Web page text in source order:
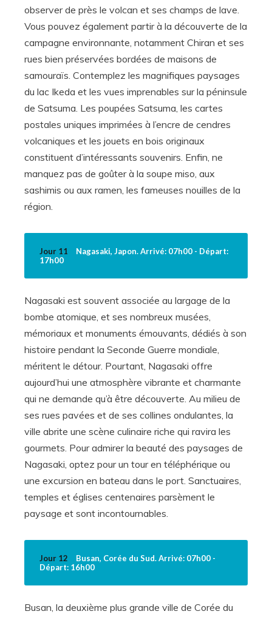
observer de près le volcan et ses champs de lave.
Vous pouvez également partir à la découverte de la
campagne environnante, notamment Chiran et ses
rues bien préservées bordées de maisons de
samouraïs. Contemplez les magnifiques paysages
du lac Ikeda et les vues imprenables sur la péninsule
de Satsuma. Les poupées Satsuma, les cartes
postales uniques imprimées à l’encre de cendres
volcaniques et les jouets en bois originaux
constituent d’intéressants souvenirs. Enfin, ne
manquez pas de goûter à la soupe miso, aux
sashimis ou aux ramen, les fameuses nouilles de la
région.
Jour 11
Nagasaki, Japon. Arrivé: 07h00 - Départ:
17h00
Nagasaki est souvent associée au largage de la
bombe atomique, et ses nombreux musées,
mémoriaux et monuments émouvants, dédiés à son
histoire pendant la Seconde Guerre mondiale,
méritent le détour. Pourtant, Nagasaki offre
aujourd’hui une atmosphère vibrante et charmante
qui ne demande qu’à être découverte. Au milieu de
ses rues pavées et de ses collines ondulantes, la
ville abrite une scène culinaire riche qui ravira les
gourmets. Pour admirer la beauté des paysages de
Nagasaki, optez pour un tour en téléphérique ou
une excursion en bateau dans le port. Sanctuaires,
temples et églises centenaires parsèment le
paysage et sont incontournables.
Jour 12
Busan, Corée du Sud. Arrivé: 07h00 -
Départ: 16h00
Busan, la deuxième plus grande ville de Corée du